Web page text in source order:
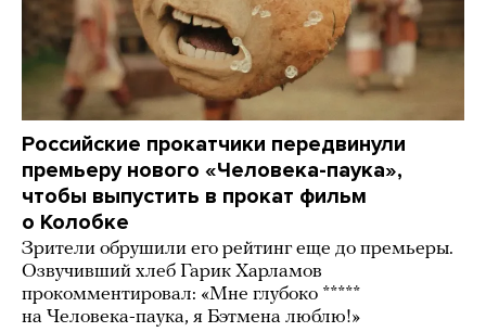
Российские прокатчики передвинули
премьеру нового «Человека-паука»,
чтобы выпустить в прокат фильм
о Колобке
Зрители обрушили его рейтинг еще до премьеры.
Озвучивший хлеб Гарик Харламов
прокомментировал: «Мне глубоко *****
на Человека-паука, я Бэтмена люблю!»